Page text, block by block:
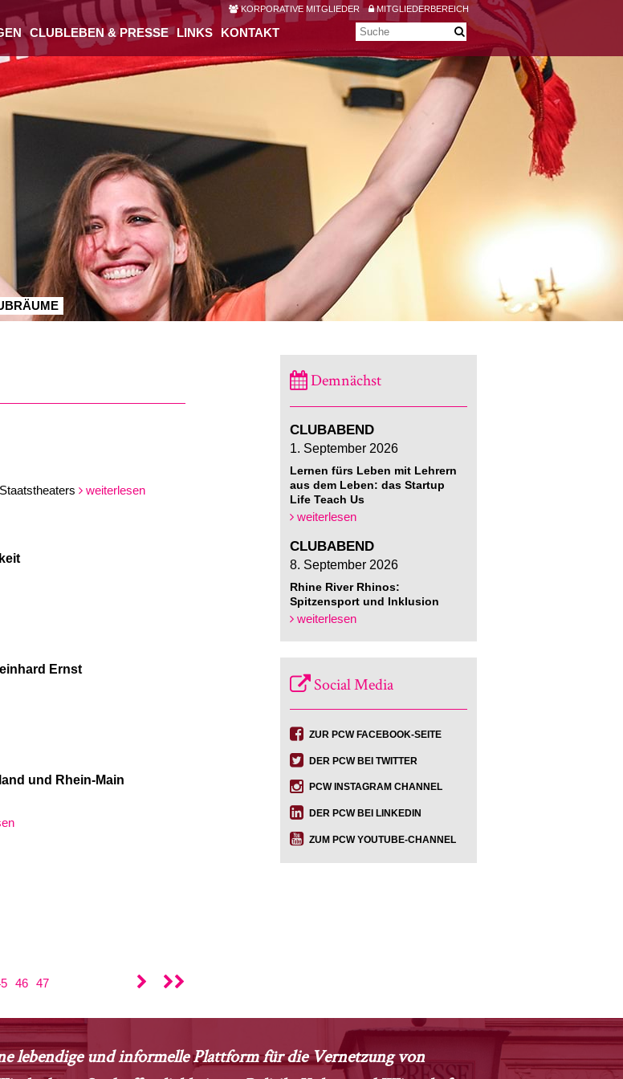
CLUBLEBEN & PRESSE LINKS KONTAKT
KORPORATIVE MITGLIEDER MITGLIEDERBEREICH
weiterlesen
Ernst
und Rhein-Main
46 47
Demnächst
CLUBABEND
1. September 2026
Lernen fürs Leben mit Lehrern
aus dem Leben: das Startup
Life Teach Us
weiterlesen
CLUBABEND
8. September 2026
Rhine River Rhinos:
Spitzensport und Inklusion
weiterlesen
Social Media
ZUR PCW FACEBOOK-SEITE
DER PCW BEI TWITTER
PCW INSTAGRAM CHANNEL
DER PCW BEI LINKEDIN
ZUM PCW YOUTUBE-CHANNEL
lebendige und informelle Plattform für die Vernetzung von